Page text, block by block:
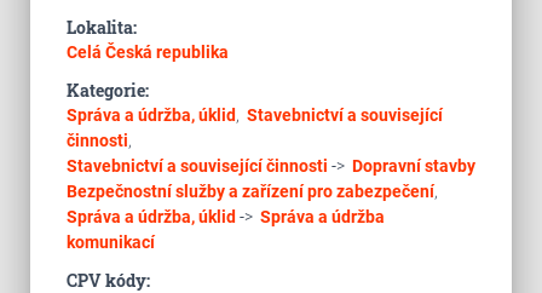
Lokalita:
Celá Česká republika
Kategorie:
Správa a údržba, úklid, Stavebnictví a související
činnosti,
Stavebnictví a související činnosti -> Dopravní stavby
Bezpečnostní služby a zařízení pro zabezpečení,
Správa a údržba, úklid -> Správa a údržba
komunikací
CPV kódy: